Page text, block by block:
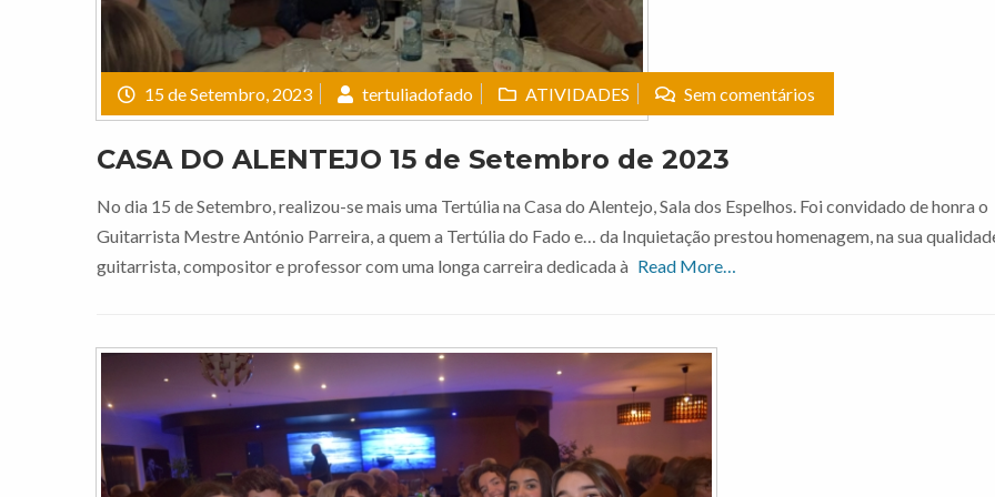
15 de Setembro, 2023 tertuliadofado ATIVIDADES Sem comentários
CASA DO ALENTEJO 15 de Setembro de 2023
No dia 15 de Setembro, realizou-se mais uma Tertúlia na Casa do Alentejo, Sala dos Espelhos. Foi convidado de honra o
Guitarrista Mestre António Parreira, a quem a Tertúlia do Fado e… da Inquietação prestou homenagem, na sua
guitarrista, compositor e professor com uma longa carreira dedicada à Read More…